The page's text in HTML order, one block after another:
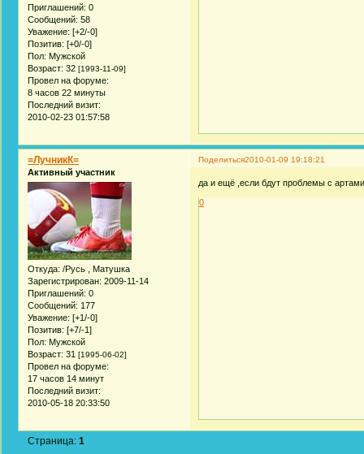
Приглашений: 0
Сообщений: 58
Уважение: [+2/-0]
Позитив: [+0/-0]
Пол: Мужской
Возраст: 32 [1993-11-09]
Провел на форуме:
8 часов 22 минуты
Последний визит:
2010-02-23 01:57:58
Поделиться2010-01-09 19:18:21
=ЛучникК=
Активный участник
Откуда: /Русь , Матушка
Зарегистрирован: 2009-11-14
Приглашений: 0
Сообщений: 177
Уважение: [+1/-0]
Позитив: [+7/-1]
Пол: Мужской
Возраст: 31 [1995-06-02]
Провел на форуме:
17 часов 14 минут
Последний визит:
2010-05-18 20:33:50
да и ещё ,если бдут проблемы с
0
Страница:1